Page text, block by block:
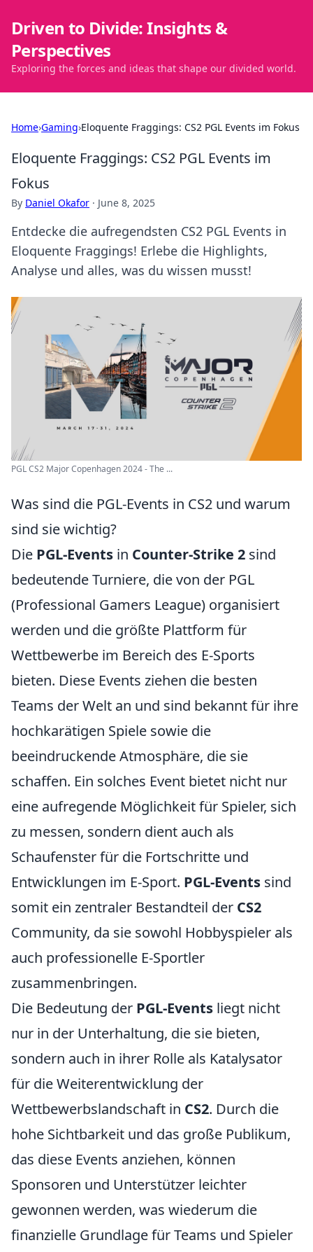
Driven to Divide: Insights &
Perspectives
Exploring the forces and ideas that shape our divided world.
Home›Gaming›Eloquente Fraggings: CS2 PGL Events im Fokus
Eloquente Fraggings: CS2 PGL Events im
Fokus
By Daniel Okafor · June 8, 2025
Entdecke die aufregendsten CS2 PGL Events in
Eloquente Fraggings! Erlebe die Highlights,
Analyse und alles, was du wissen musst!
PGL CS2 Major Copenhagen 2024 - The ...
Was sind die PGL-Events in CS2 und warum
sind sie wichtig?
Die PGL-Events in Counter-Strike 2 sind
bedeutende Turniere, die von der PGL
(Professional Gamers League) organisiert
werden und die größte Plattform für
Wettbewerbe im Bereich des E-Sports
bieten. Diese Events ziehen die besten
Teams der Welt an und sind bekannt für ihre
hochkarätigen Spiele sowie die
beeindruckende Atmosphäre, die sie
schaffen. Ein solches Event bietet nicht nur
eine aufregende Möglichkeit für Spieler, sich
zu messen, sondern dient auch als
Schaufenster für die Fortschritte und
Entwicklungen im E-Sport. PGL-Events sind
somit ein zentraler Bestandteil der CS2
Community, da sie sowohl Hobbyspieler als
auch professionelle E-Sportler
zusammenbringen.
Die Bedeutung der PGL-Events liegt nicht
nur in der Unterhaltung, die sie bieten,
sondern auch in ihrer Rolle als Katalysator
für die Weiterentwicklung der
Wettbewerbslandschaft in CS2. Durch die
hohe Sichtbarkeit und das große Publikum,
das diese Events anziehen, können
Sponsoren und Unterstützer leichter
gewonnen werden, was wiederum die
finanzielle Grundlage für Teams und Spieler